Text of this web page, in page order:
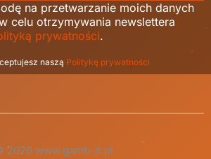
na przetwarzanie moich danych
celu otrzymywania newslettera
prywatności.
naszą Politykę prywatności
2026 www.gamb-it.pl